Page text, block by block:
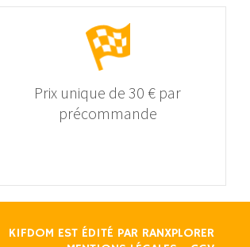
Prix unique de 30 € par
précommande
KIFDOM EST ÉDITÉ PAR RANXPLORER